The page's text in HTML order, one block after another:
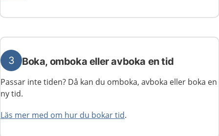
3 Boka, omboka eller avboka en tid
Passar inte tiden? Då kan du omboka, avboka eller boka en
ny tid.
Läs mer med om hur du bokar tid.